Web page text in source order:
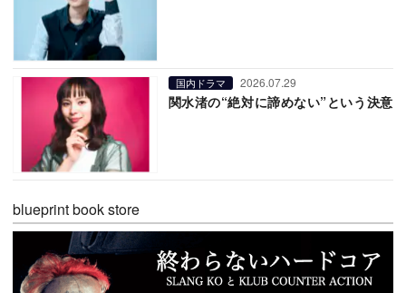
国内ドラマ 2026.07.29
関水渚の“絶対に諦めない”という決意
blueprint book store